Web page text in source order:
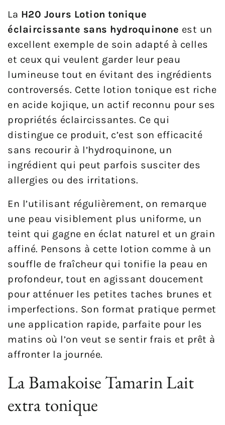
La H20 Jours Lotion tonique
éclaircissante sans hydroquinone est un
excellent exemple de soin adapté à celles
et ceux qui veulent garder leur peau
lumineuse tout en évitant des ingrédients
controversés. Cette lotion tonique est riche
en acide kojique, un actif reconnu pour ses
propriétés éclaircissantes. Ce qui
distingue ce produit, c’est son efficacité
sans recourir à l’hydroquinone, un
ingrédient qui peut parfois susciter des
allergies ou des irritations.
En l’utilisant régulièrement, on remarque
une peau visiblement plus uniforme, un
teint qui gagne en éclat naturel et un grain
affiné. Pensons à cette lotion comme à un
souffle de fraîcheur qui tonifie la peau en
profondeur, tout en agissant doucement
pour atténuer les petites taches brunes et
imperfections. Son format pratique permet
une application rapide, parfaite pour les
matins où l’on veut se sentir frais et prêt à
affronter la journée.
La Bamakoise Tamarin Lait
extra tonique